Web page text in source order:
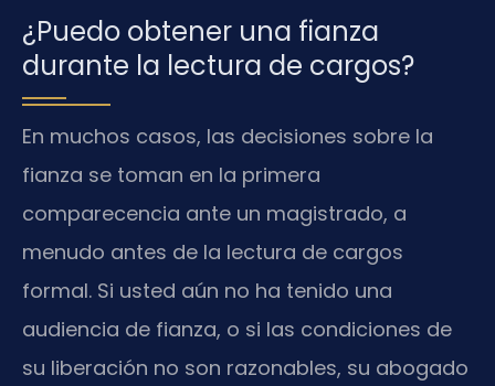
¿Puedo obtener una fianza
durante la lectura de cargos?
En muchos casos, las decisiones sobre la
fianza se toman en la primera
comparecencia ante un magistrado, a
menudo antes de la lectura de cargos
formal. Si usted aún no ha tenido una
audiencia de fianza, o si las condiciones de
su liberación no son razonables, su abogado